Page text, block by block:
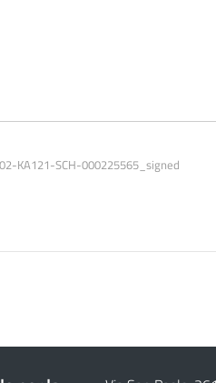
KA121-SCH-000225565_signed